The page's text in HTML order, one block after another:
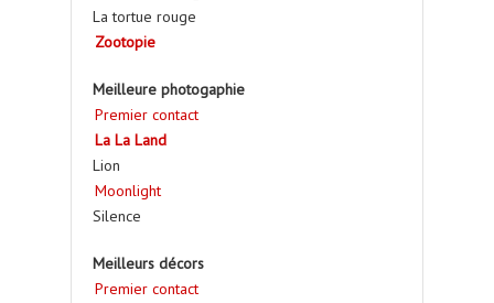
La tortue rouge
Zootopie
Meilleure photogaphie
Premier contact
La La Land
Lion
Moonlight
Silence
Meilleurs décors
Premier contact